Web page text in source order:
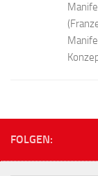
FOLGEN: